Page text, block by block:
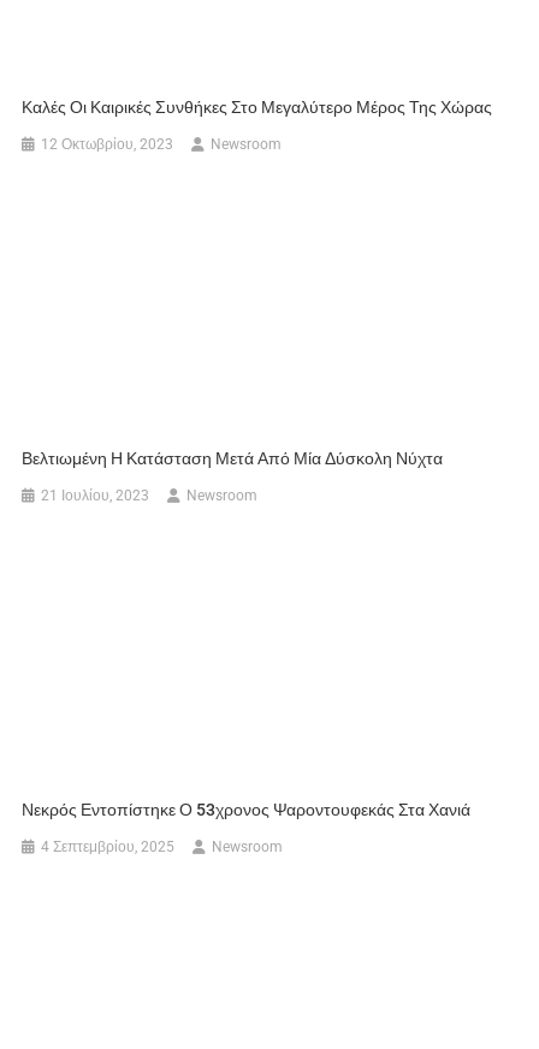
Καλές Οι Καιρικές Συνθήκες Στο Μεγαλύτερο Μέρος Της Χώρας
12 Οκτωβρίου, 2023 Newsroom
Βελτιωμένη Η Κατάσταση Μετά Από Μία Δύσκολη Νύχτα
21 Ιουλίου, 2023 Newsroom
Νεκρός Εντοπίστηκε Ο 53χρονος Ψαροντουφεκάς Στα Χανιά
4 Σεπτεμβρίου, 2025 Newsroom